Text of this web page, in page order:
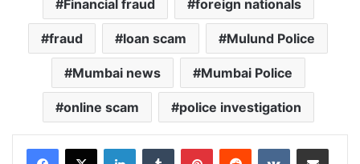
Financial fraud foreign nationals
fraud loan scam Mulund Police
Mumbai news Mumbai Police
online scam police investigation
LinkedInTumblr PinterestReddit VKontakteShare via Email